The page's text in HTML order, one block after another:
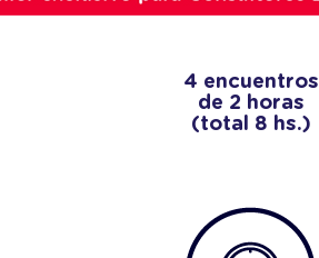
4 encuentros
de 2 horas
(total 8 hs.)